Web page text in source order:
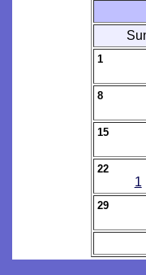
1
8
15
22
1
29